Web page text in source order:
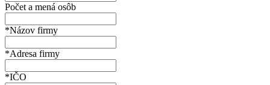
Počet a mená osôb
*Názov firmy
*Adresa firmy
*IČO